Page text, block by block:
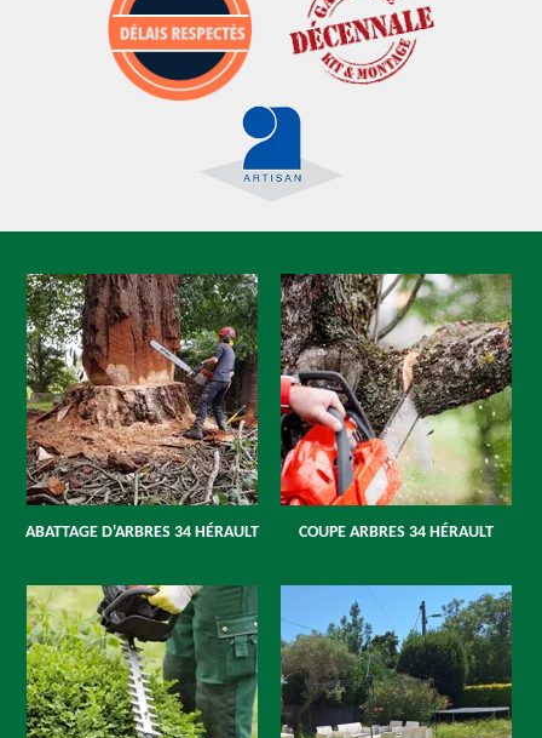
ABATTAGE D'ARBRES 34 HÉRAULT COUPE ARBRES 34 HÉRAULT